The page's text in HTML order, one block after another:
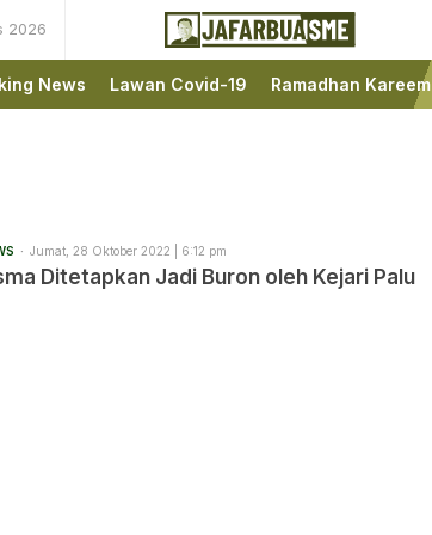
2026
JafarBua
Ini bukan Media Online,
Ini Jafarbuaisme.com
News Lawan Covid-19 Ramadhan Kareem
Jumat, 28 Oktober 2022 | 6:12 pm
Ditetapkan Jadi Buron oleh Kejari Palu